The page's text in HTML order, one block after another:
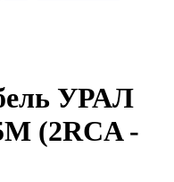
УРАЛ
(2RCA -